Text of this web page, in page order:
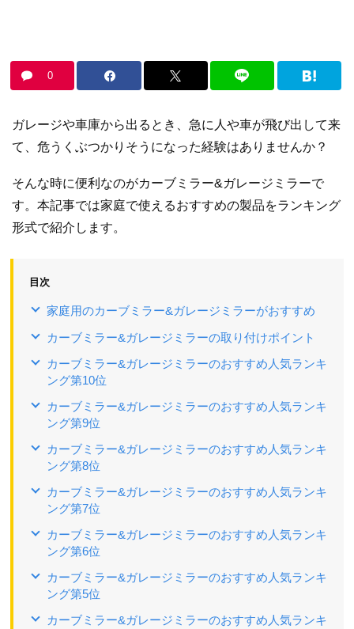
0
ガレージや車庫から出るとき、急に人や車が飛び出して来
て、危うくぶつかりそうになった経験はありませんか？
そんな時に便利なのがカーブミラー&ガレージミラーで
す。本記事では家庭で使えるおすすめの製品をランキング
形式で紹介します。
目次
家庭用のカーブミラー&ガレージミラーがおすすめ
カーブミラー&ガレージミラーの取り付けポイント
カーブミラー&ガレージミラーのおすすめ人気ランキ
ング第10位
カーブミラー&ガレージミラーのおすすめ人気ランキ
ング第9位
カーブミラー&ガレージミラーのおすすめ人気ランキ
ング第8位
カーブミラー&ガレージミラーのおすすめ人気ランキ
ング第7位
カーブミラー&ガレージミラーのおすすめ人気ランキ
ング第6位
カーブミラー&ガレージミラーのおすすめ人気ランキ
ング第5位
カーブミラー&ガレージミラーのおすすめ人気ランキ